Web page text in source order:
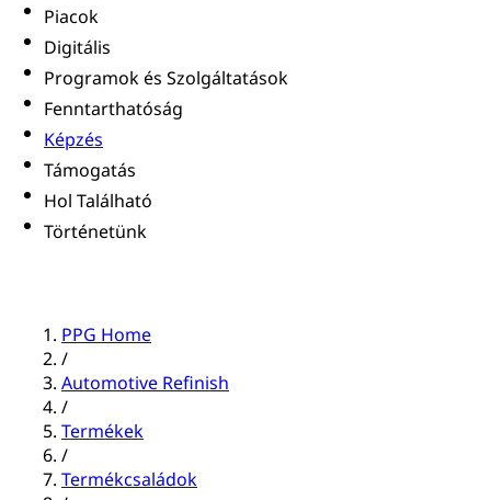
Piacok
Digitális
Programok és Szolgáltatások
Fenntarthatóság
Képzés
Támogatás
Hol Található
Történetünk
PPG Home
/
Automotive Refinish
/
Termékek
/
Termékcsaládok